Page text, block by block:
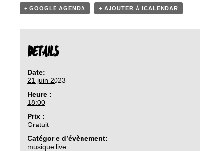
+ GOOGLE AGENDA + AJOUTER À ICALENDAR
DETAILS
Date:
21 juin 2023
Heure :
18:00
Prix :
Gratuit
Catégorie d’évènement:
musique live